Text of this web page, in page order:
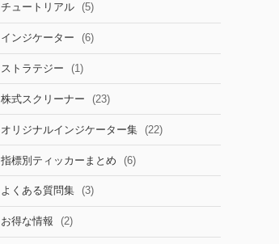
チュートリアル (5)
インジケーター (6)
ストラテジー (1)
株式スクリーナー (23)
オリジナルインジケーター集 (22)
指標別ティッカーまとめ (6)
よくある質問集 (3)
お得な情報 (2)